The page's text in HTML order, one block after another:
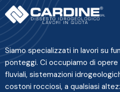
Siamo specializzati in lavori su
ponteggi. Ci occupiamo di
fluviali, sistemazioni
costoni rocciosi, a qualsiasi